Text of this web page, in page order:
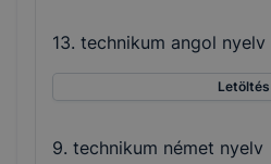
13. technikum angol nyelv
Letöltés
9. technikum német nyelv